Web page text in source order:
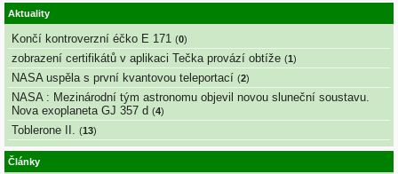
Aktuality
Končí kontroverzní éčko E 171 (0)
zobrazení certifikátů v aplikaci Tečka provází obtíže (1 )
NASA uspěla s první kvantovou teleportací (2)
NASA : Mezinárodní tým astronomu objevil novou sluneční soustavu.
Nova exoplaneta GJ 357 d (4)
Toblerone II. (13)
Články